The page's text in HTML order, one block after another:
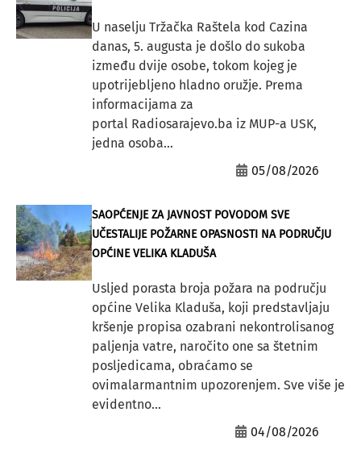
U naselju Tržačka Raštela kod Cazina
danas, 5. augusta je došlo do sukoba
između dvije osobe, tokom kojeg je
upotrijebljeno hladno oružje. Prema
informacijama za
portal Radiosarajevo.ba iz MUP-a USK,
jedna osoba...
05/08/2026
SAOPĆENJE ZA JAVNOST POVODOM SVE
UČESTALIJE POŽARNE OPASNOSTI NA PODRUČJU
OPĆINE VELIKA KLADUŠA
Usljed porasta broja požara na području
općine Velika Kladuša, koji predstavljaju
kršenje propisa ozabrani nekontrolisanog
paljenja vatre, naročito one sa štetnim
posljedicama, obraćamo se
ovimalarmantnim upozorenjem. Sve više je
evidentno...
04/08/2026